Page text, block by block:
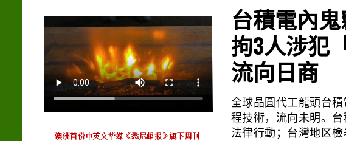
台積電內
拘3人涉犯
流向日商
全球晶圓代工龍頭台
程技術，流向未明。
法律行動；台灣地区